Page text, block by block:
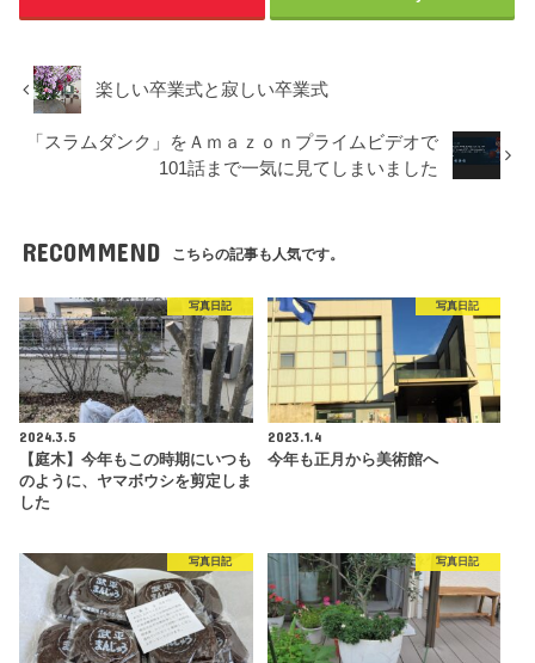
楽しい卒業式と寂しい卒業式
「スラムダンク」をＡｍａｚｏｎプライムビデオで
101話まで一気に見てしまいました
RECOMMEND こちらの記事も人気です。
写真日記
2024.3.5
【庭木】今年もこの時期にいつも
のように、ヤマボウシを剪定しま
した
写真日記
2023.1.4
今年も正月から美術館へ
写真日記 写真日記